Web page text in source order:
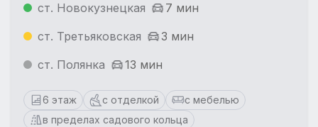
ст. Новокузнецкая
7 мин
ст. Третьяковская
3 мин
ст. Полянка
13 мин
6 этаж с отделкой
с мебелью
в пределах садового кольца